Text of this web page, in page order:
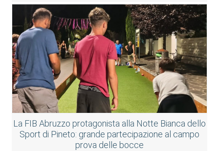
La FIB Abruzzo protagonista alla Notte Bianca dello
Sport di Pineto: grande partecipazione al campo
prova delle bocce